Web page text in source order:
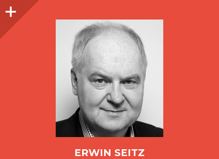
Seitenleiste
ERWIN SEITZ